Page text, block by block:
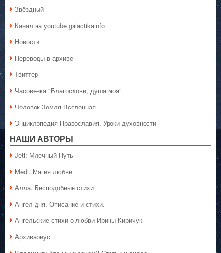
Звёздный
Канал на youtube galactikainfo
Новости
Переводы в архиве
Твиттер
Часовенка "Благослови, душа моя"
Человек Земля Вселенная
Энциклопедия Православия. Уроки духовности
НАШИ АВТОРЫ
Jeti: Млечный Путь
Medi. Магия любви
Алла. Бесподобные стихи
Ангел дня. Описание и стихи.
Ангельские стихи о любви Ирины Киричук
Архивариус